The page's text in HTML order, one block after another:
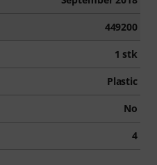
449200
1 stk
Plastic
No
4